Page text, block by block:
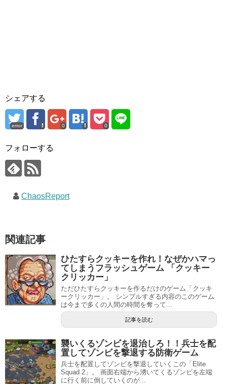
シェアする
error 0 0
フォローする
ChaosReport
関連記事
ひたすらクッキーを作れ！なぜかハマっ
てしまうフラッシュゲーム 「クッキー
クリッカー」
ただひたすらクッキーを作るだけのゲーム「クッキ
ークリッカー」。 シンプルすぎる内容のこのゲーム
は今まで多くの人間の時間を奪って...
記事を読む
襲いくるゾンビを退治しろ！！兵士を配
置してゾンビを撃退する防衛ゲーム
兵士を配置してゾンビを撃退していくこの「Elite
Squad 2」。 画面右端から湧いてくるゾンビを左端
に行く前に倒していくのが...